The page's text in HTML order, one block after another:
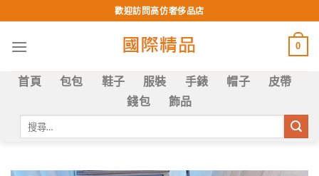
to
content
歡迎訪問高仿奢侈品店
0
首頁 包包 鞋子 服裝 手錶 帽子
皮帶
錢包
飾品